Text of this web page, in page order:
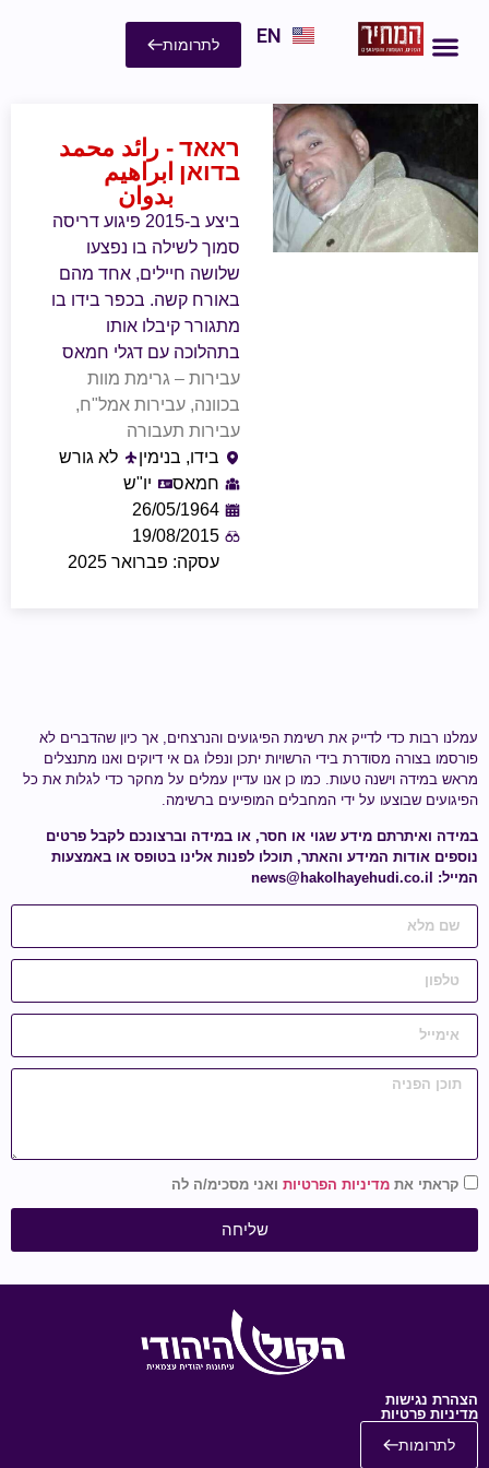
EN לתרומות
ראאד
בדואן
- رائد محمد
ابراهيم
بدوان
ביצע ב-2015 פיגוע דריסה
סמוך לשילה בו נפצעו
שלושה חיילים, אחד מהם
באורח קשה. בכפר בידו בו
מתגורר קיבלו אותו
בתהלוכה עם דגלי חמאס
עבירות – גרימת מוות
בכוונה, עבירות אמל"ח,
עבירות תעבורה
בידו, בנימין
לא גורש
חמאס
יו"ש
26/05/1964
19/08/2015
עסקה: פברואר 2025
עמלנו רבות כדי לדייק את רשימת הפיגועים והנרצחים, אך כיון שהדברים לא
פורסמו בצורה מסודרת בידי הרשויות יתכן ונפלו גם אי דיוקים ואנו מתנצלים
מראש במידה וישנה טעות. כמו כן אנו עדיין עמלים על מחקר כדי לגלות את כל
הפיגועים שבוצעו על ידי המחבלים המופיעים ברשימה.
במידה ואיתרתם מידע שגוי או חסר, או במידה וברצונכם לקבל פרטים
נוספים אודות המידע והאתר, תוכלו לפנות אלינו בטופס או באמצעות
המייל:
news@hakolhayehudi.co.il
קראתי את מדיניות הפרטיות ואני מסכימ/ה לה
שליחה
הצהרת נגישות
מדיניות פרטיות
לתרומות